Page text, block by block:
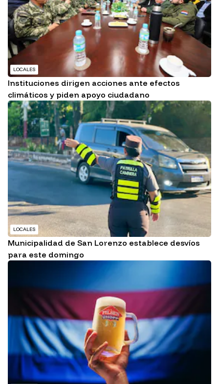
LOCALES
Instituciones dirigen acciones ante efectos
climáticos y piden apoyo ciudadano
LOCALES
Municipalidad de San Lorenzo establece desvíos
para este domingo